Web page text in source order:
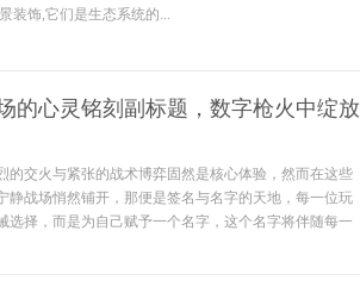
装饰,它们是生态系统的...
的心灵铭刻副标题，数字枪火中绽放
的交火与紧张的战术博弈固然是核心体验，然而在这些
静战场悄然铺开，那便是签名与名字的天地，每一位玩
选择，而是为自己赋予一个名字，这个名字将伴随每一